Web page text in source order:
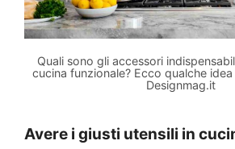
Quali sono gli accessori
cucina funzionale? Ecco qualche
Designmag.it
Avere i giusti utensili in